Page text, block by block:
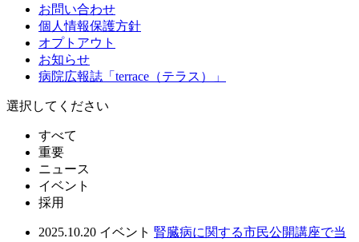
お問い合わせ
個人情報保護方針
オプトアウト
お知らせ
病院広報誌「terrace（テラス）」
選択してください
すべて
重要
ニュース
イベント
採用
2025.10.20 イベント 腎臓病に関する市民公開講座で当